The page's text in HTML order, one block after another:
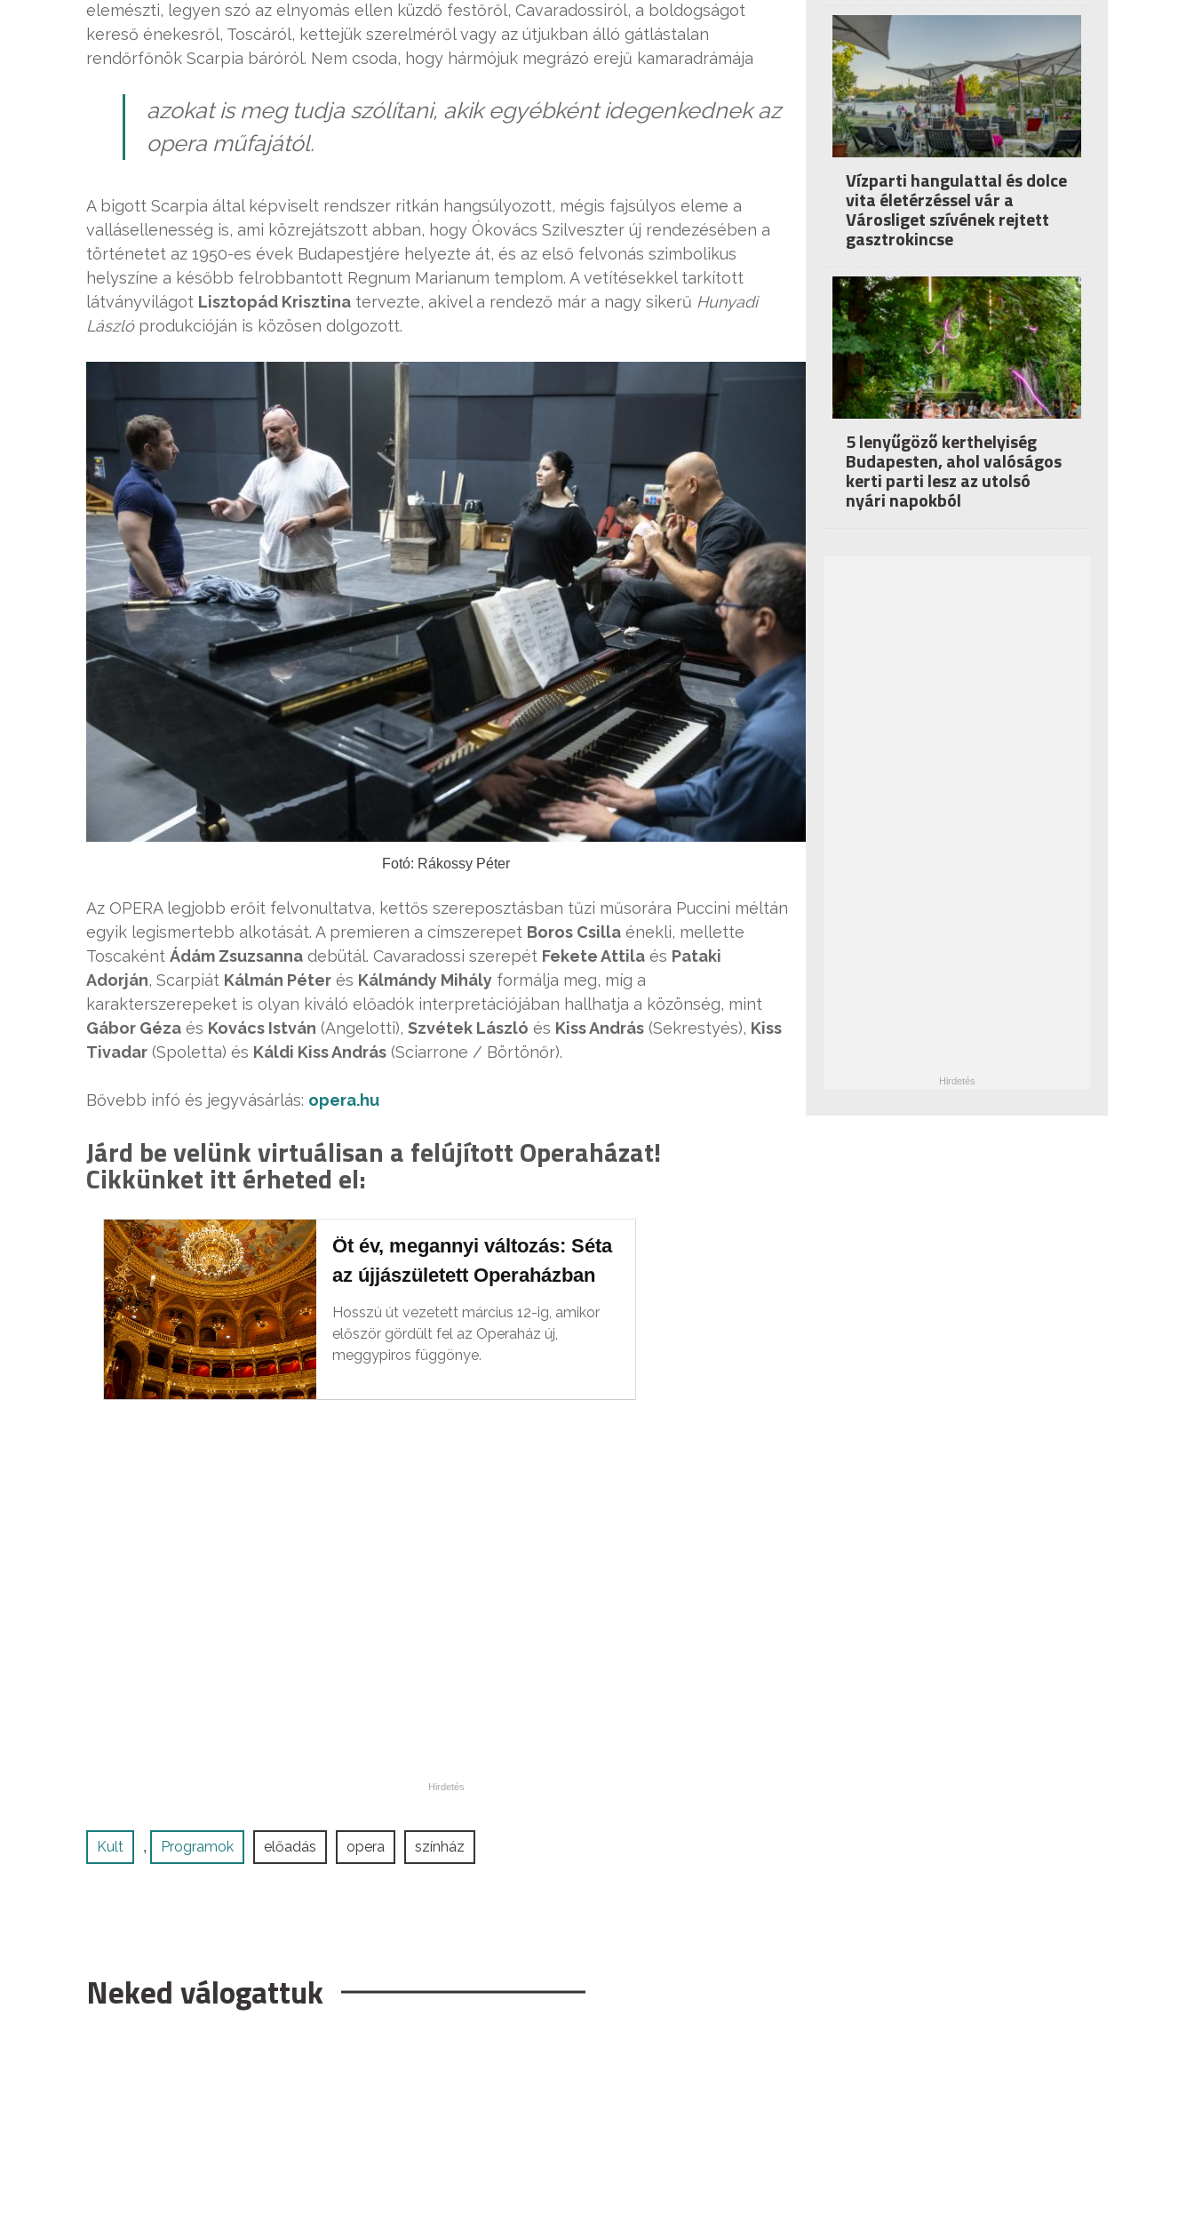
elemészti, legyen szó az elnyomás ellen küzdő festőről, Cavaradossiról, a boldogságot
kereső énekesről, Toscáról, kettejük szerelméről vagy az útjukban álló gátlástalan
rendőrfőnök Scarpia báróról. Nem csoda, hogy hármójuk megrázó erejű kamaradrámája
azokat is meg tudja szólítani, akik egyébként idegenkednek az
opera műfajától.
A bigott Scarpia által képviselt rendszer ritkán hangsúlyozott, mégis fajsúlyos eleme a
vallásellenesség is, ami közrejátszott abban, hogy Ókovács Szilveszter új rendezésében a
történetet az 1950-es évek Budapestjére helyezte át, és az első felvonás szimbolikus
helyszíne a később felrobbantott Regnum Marianum templom. A vetítésekkel tarkított
látványvilágot Lisztopád Krisztina tervezte, akivel a rendező már a nagy sikerű Hunyadi
Lászlóprodukcióján is közösen dolgozott.
Fotó: Rákossy Péter
Az OPERA legjobb erőit felvonultatva, kettős szereposztásban tűzi műsorára Puccini méltán
egyik legismertebb alkotását. A premieren a címszerepet Boros Csilla énekli, mellette
Toscaként Ádám Zsuzsanna debütál. Cavaradossi szerepét Fekete Attila és Pataki
Adorján, Scarpiát Kálmán Péter és Kálmándy Mihály formálja meg, míg a
karakterszerepeket is olyan kiváló előadók interpretációjában hallhatja a közönség, mint
Gábor Géza és Kovács István (Angelotti), Szvétek László és Kiss András (Sekrestyés), Kiss
Tivadar (Spoletta) és Káldi Kiss András (Sciarrone / Börtönőr).
Bővebb infó és jegyvásárlás: opera.hu
Járd be velünk virtuálisan a felújított Operaházat!
Cikkünket itt érheted el:
Öt év, megannyi változás: Séta
az újjászületett Operaházban
Hosszú út vezetett március 12-ig, amikor
először gördült fel az Operaház új,
meggypiros függönye.
Kult , Programok előadás opera színház
Neked válogattuk
Vízparti hangulattal és dolce
vita életérzéssel vár a
Városliget szívének rejtett
gasztrokincse
5 lenyűgöző kerthelyiség
Budapesten, ahol valóságos
kerti parti lesz az utolsó
nyári napokból